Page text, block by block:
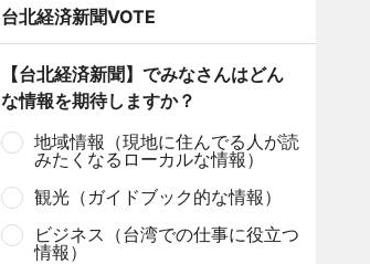
台北経済新聞VOTE
【台北経済新聞】でみなさんはどん
な情報を期待しますか？
地域情報（現地に住んでる人が読
みたくなるローカルな情報）
観光（ガイドブック的な情報）
ビジネス（台湾での仕事に役立つ
情報）